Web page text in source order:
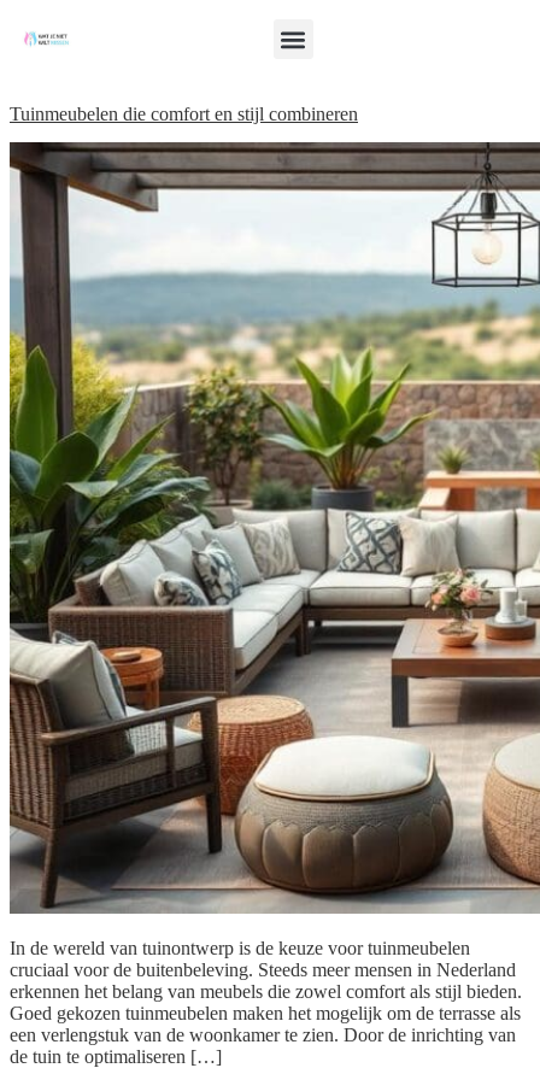
Tuinmeubelen die comfort en stijl combineren
In de wereld van tuinontwerp is de keuze voor tuinmeubelen
cruciaal voor de buitenbeleving. Steeds meer mensen in Nederland
erkennen het belang van meubels die zowel comfort als stijl bieden.
Goed gekozen tuinmeubelen maken het mogelijk om de terrasse als
een verlengstuk van de woonkamer te zien. Door de inrichting van
de tuin te optimaliseren […]